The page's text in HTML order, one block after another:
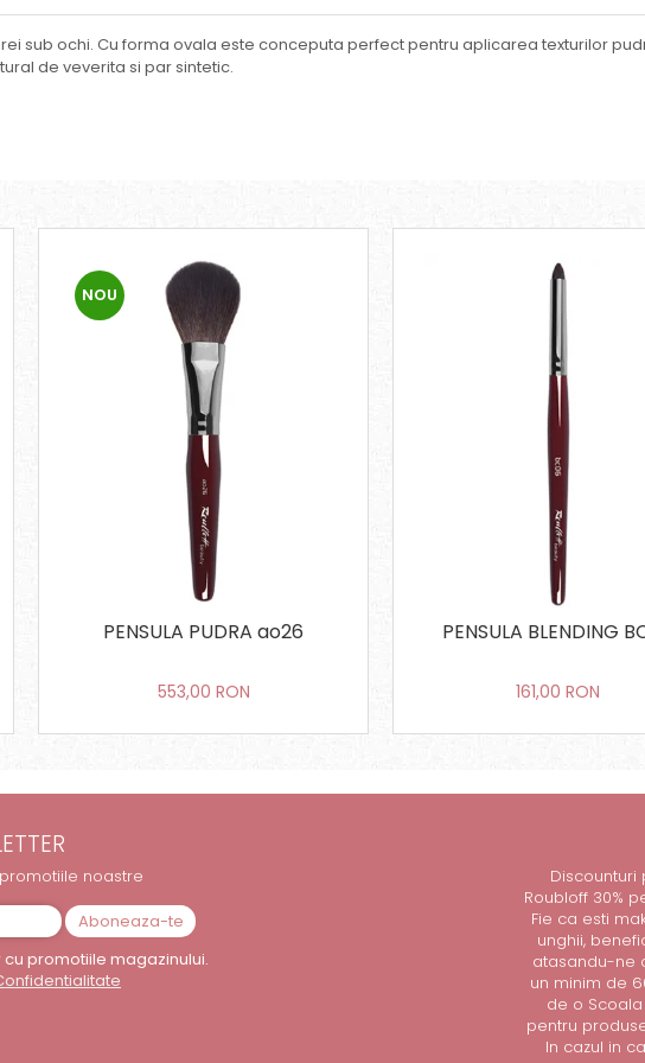
sub ochi. Cu forma ovala este conceputa perfect pentru aplicarea texturilor
de veverita si par sintetic.
NOU
PENSULA PUDRA ao26
553,00 RON
PENSULA BLENDING
161,00 RON
noastre
promotiile magazinului.
Discounturi
Roubloff 30%
Fie ca esti
unghii,
atasandu-ne
un minim de
de o
pentru
In cazul in